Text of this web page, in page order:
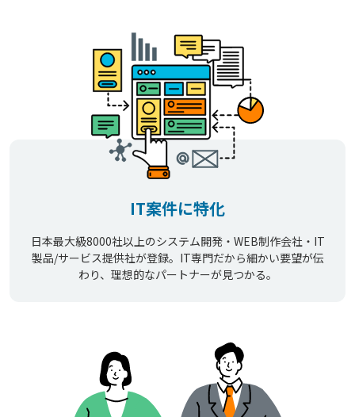
IT案件に特化
日本最大級8000社以上のシステム開発・WEB制作会社・IT
製品/サービス提供社が登録。IT専門だから細かい要望が伝
わり、理想的なパートナーが見つかる。